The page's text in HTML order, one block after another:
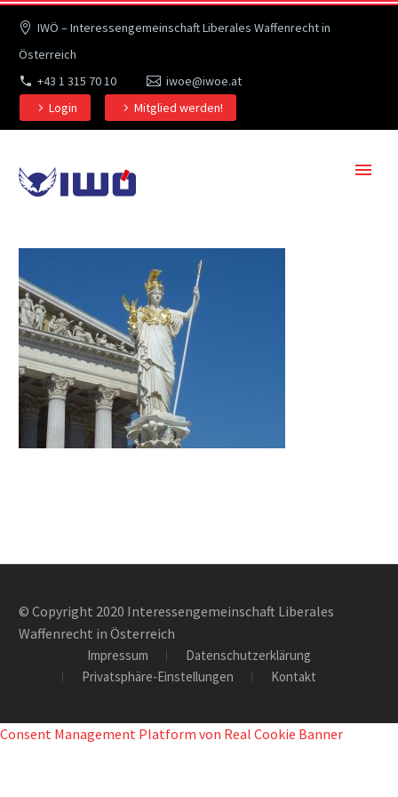
IWÖ – Interessengemeinschaft Liberales Waffenrecht in
Österreich
+43 1 315 70 10
iwoe@iwoe.at
Login
Mitglied werden!
© Copyright 2020 Interessengemeinschaft Liberales
Waffenrecht in Österreich
Impressum
Datenschutzerklärung
Privatsphäre-Einstellungen
Kontakt
Consent Management Platform von Real Cookie Banner